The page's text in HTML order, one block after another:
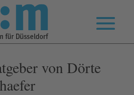
von Dörte